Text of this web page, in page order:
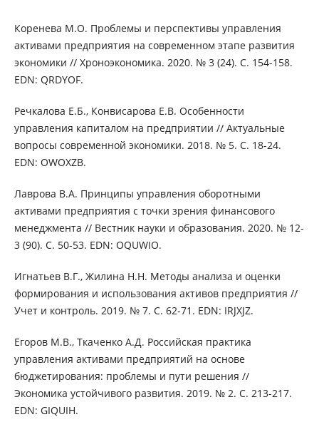
Коренева М.О. Проблемы и перспективы управления
активами предприятия на современном этапе развития
экономики // Хроноэкономика. 2020. № 3 (24). С. 154-158.
EDN: QRDYOF.
Речкалова Е.Б., Конвисарова Е.В. Особенности
управления капиталом на предприятии // Актуальные
вопросы современной экономики. 2018. № 5. С. 18-24.
EDN: OWOXZB.
Лаврова В.А. Принципы управления оборотными
активами предприятия с точки зрения финансового
менеджмента // Вестник науки и образования. 2020. № 12-
3 (90). С. 50-53. EDN: OQUWIO.
Игнатьев В.Г., Жилина Н.Н. Методы анализа и оценки
формирования и использования активов предприятия //
Учет и контроль. 2019. № 7. С. 62-71. EDN: IRJXJZ.
Егоров М.В., Ткаченко А.Д. Российская практика
управления активами предприятий на основе
бюджетирования: проблемы и пути решения //
Экономика устойчивого развития. 2019. № 2. С. 213-217.
EDN: GIQUIH.